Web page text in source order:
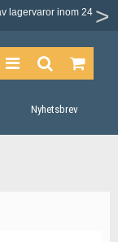
lagervaror inom 24
Nyhetsbrev